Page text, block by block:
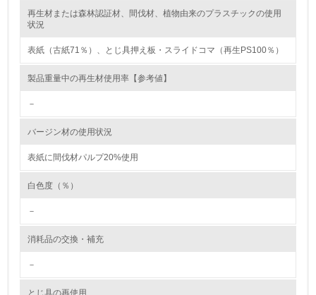
レベル2
かしている
従業員が環境方針に基づいて自分の業務の中で行うべき環
→ 導入している規格名 ISO14001
第三者認証を取得している
再生材または森林認証材、間伐材、植物由来のプラスチックの使用
状況
表紙（古紙71％）、とじ具押え板・スライドコマ（再生PS100％）
製品重量中の再生材使用率【参考値】
－
バージン材の使用状況
表紙に間伐材パルプ20%使用
白色度（％）
－
消耗品の交換・補充
－
とじ具の再使用